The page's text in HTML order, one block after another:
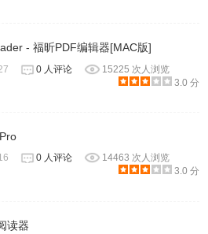
- 福昕PDF编辑器[MAC版]
0 人评论
15225 次人浏览
3.0 分
0 人评论
14463 次人浏览
3.0 分
读器